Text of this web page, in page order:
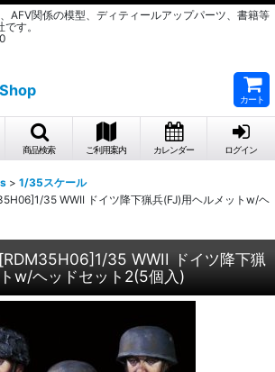
AFV関係の模型、ディティールアップパーツ、書籍等
す。
カート
商品検索 ご利用案内 カレンダー ログイン
> 1/35スケール
35 WWII ドイツ降下猟兵(FJ)用ヘルメットw/ヘ
35 WWII ドイツ降下猟
w/ヘッドセット2(5個入)